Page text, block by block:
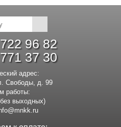
96 82
37 30
адрес:
Свободы, д. 99
работы:
выходных)